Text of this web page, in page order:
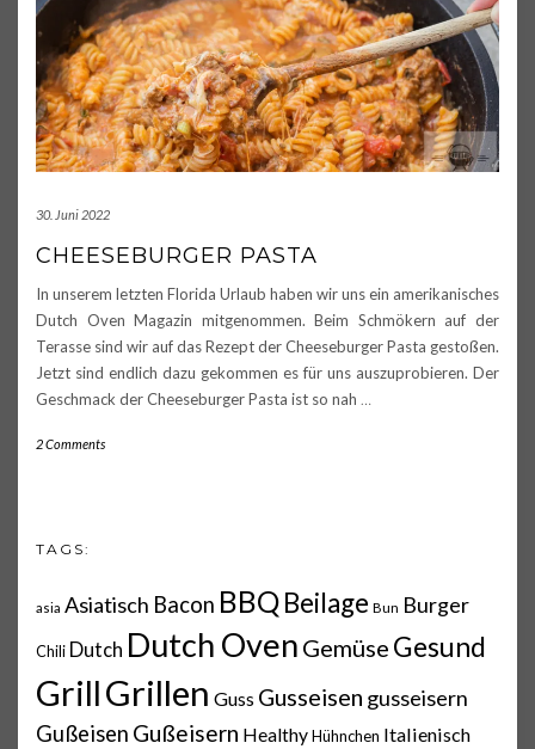
30. Juni 2022
CHEESEBURGER PASTA
In unserem letzten Florida Urlaub haben wir uns ein amerikanisches
Dutch Oven Magazin mitgenommen. Beim Schmökern auf der
Terasse sind wir auf das Rezept der Cheeseburger Pasta gestoßen.
Jetzt sind endlich dazu gekommen es für uns auszuprobieren. Der
Geschmack der Cheeseburger Pasta ist so nah …
2 Comments
TAGS:
asia Asiatisch Bacon BBQBeilage Bun Burger
Chili Dutch Dutch Oven Gemüse Gesund
GrillGrillen Guss Gusseisen gusseisern
Gußeisen Gußeisern HealthyHühnchen Italienisch